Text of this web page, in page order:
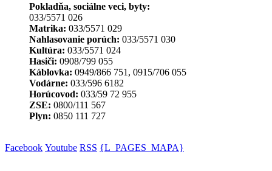
Pokladňa, sociálne veci, byty:
033/5571 026
Matrika: 033/5571 029
Nahlasovanie porúch: 033/5571 030
Kultúra: 033/5571 024
Hasiči: 0908/799 055
Káblovka: 0949/866 751, 0915/706 055
Vodárne: 033/596 6182
Horúcovod: 033/59 72 955
ZSE: 0800/111 567
Plyn: 0850 111 727
Facebook Youtube RSS {L_PAGES_MAPA}